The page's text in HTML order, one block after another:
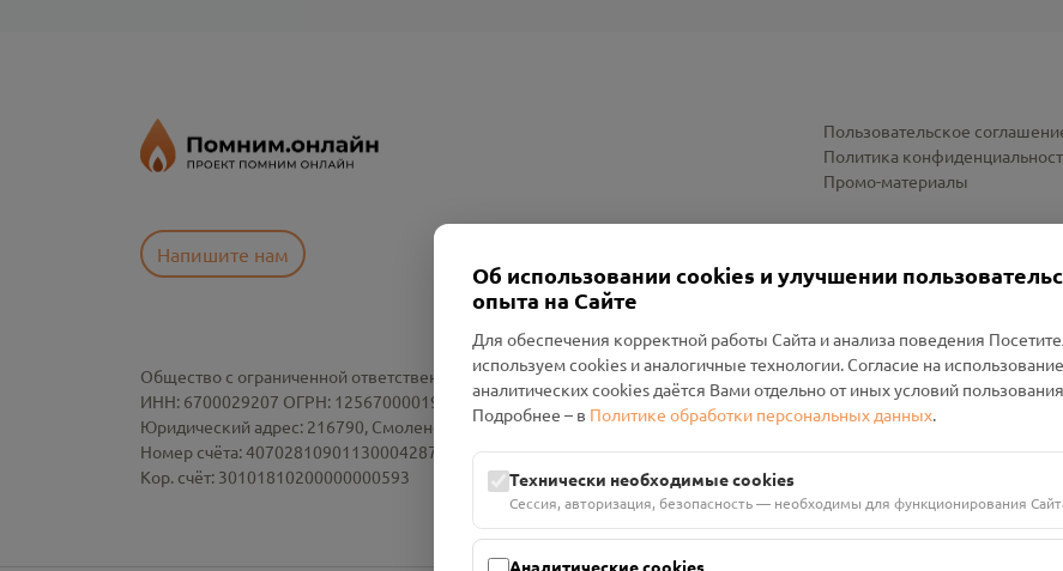
Напишите нам
Пользовательское
Политика
Промо-материалы
Общество с ограниченной ответственностью «Смоленский Проект Помним»
ИНН: 6700029207 ОГРН: 1256700001986
Юридический адрес: 216790, Смоленская область, р-н Руднянский, г. Рудня, улица Западная, д. 26А, пом. 18
Номер счёта: 40702810901130004287 в АО "АЛЬФА-БАНК"
Кор. счёт: 30101810200000000593
Об использовании cookies и улучшении
опыта на Сайте
Для обеспечения корректной работы Сайта и анализа поведения
используем cookies и аналогичные технологии. Согласие на использование
аналитических cookies даётся Вами отдельно от иных условий
Подробнее – в Политике обработки персональных данных.
Технически необходимые cookies
Сессия, авторизация, безопасность — необходимы для функционирования
Аналитические cookies